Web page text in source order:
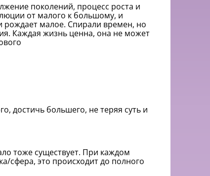
поколений, процесс роста и
от малого к большому, и
малое. Спирали времен, но
Каждая жизнь ценна, она не может
достичь большего, не теряя суть и
тоже существует. При каждом
сфера, это происходит до полного